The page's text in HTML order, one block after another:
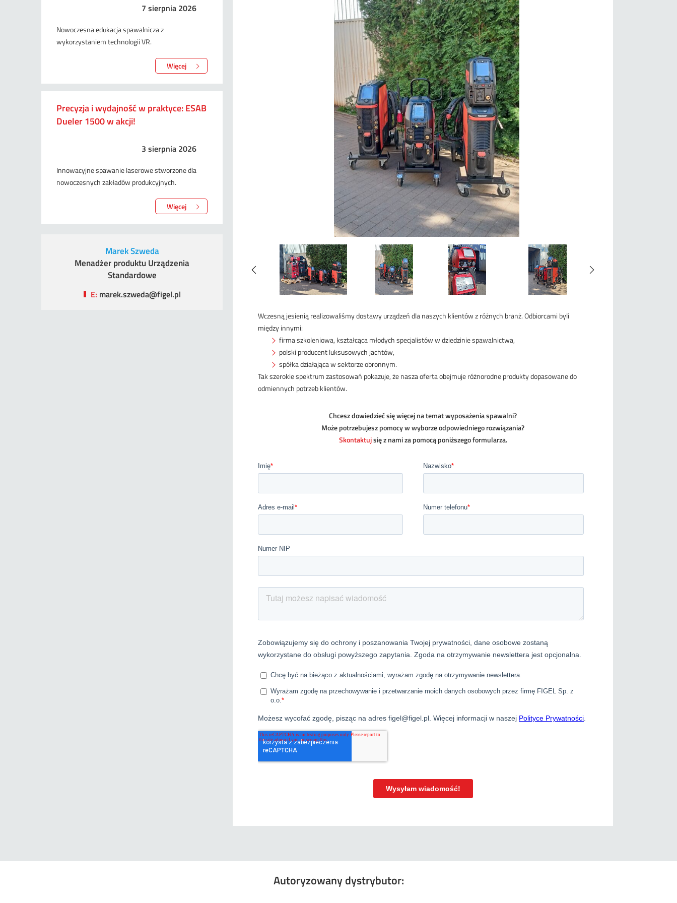
7 sierpnia 2026
Nowoczesna edukacja spawalnicza z
wykorzystaniem technologii VR.
Więcej
Precyzja i wydajność w praktyce: ESAB
Dueler 1500 w akcji!
3 sierpnia 2026
Innowacyjne spawanie laserowe stworzone dla
nowoczesnych zakładów produkcyjnych.
Więcej
Marek Szweda
Menadżer produktu Urządzenia
Standardowe
E: marek.szweda@figel.pl
Wczesną jesienią realizowaliśmy dostawy urządzeń dla naszych klientów z różnych branż. Odbiorcami byli
między innymi:
firma szkoleniowa, kształcąca młodych specjalistów w dziedzinie spawalnictwa,
polski producent luksusowych jachtów,
spółka działająca w sektorze obronnym.
Tak szerokie spektrum zastosowań pokazuje, że nasza oferta obejmuje różnorodne produkty dopasowane do
odmiennych potrzeb klientów.
Chcesz dowiedzieć się więcej na temat wyposażenia spawalni?
Może potrzebujesz pomocy w wyborze odpowiedniego rozwiązania?
Skontaktujsię z nami za pomocą poniższego formularza.
Autoryzowany dystrybutor: